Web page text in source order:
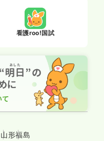
看護roo!国試
山形福島